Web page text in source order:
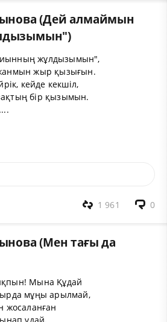
(Дей алмаймын
жұлдызымын",
жыр қызығын.
кейде кекшіл,
бір қызымын.
0
1 961
(Мен тағы да
Мына Құдай
мұңы арылмай,
жосаланған